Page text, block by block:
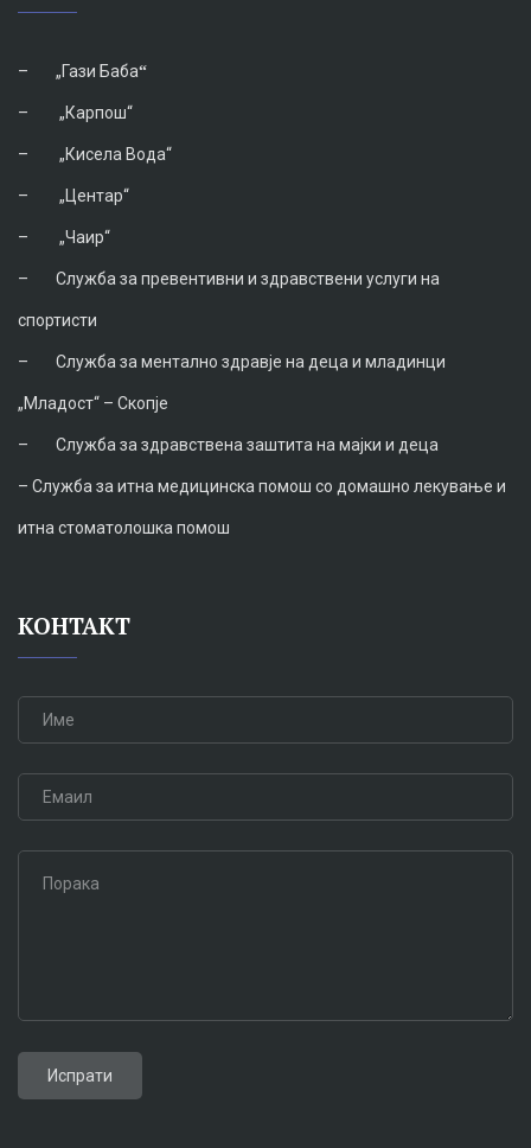
– „Гази Баба“
– „Карпош“
– „Кисела Вода“
– „Центар“
– „Чаир“
– Служба за превентивни и здравствени услуги на
спортисти
– Служба за ментално здравје на деца и младинци
„Младост“ – Скопје
– Служба за здравствена заштита на мајки и деца
– Служба за итна медицинска помош со домашно лекување и
итна стоматолошка помош
КОНТАКТ